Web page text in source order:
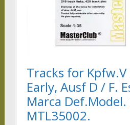
Tracks for
Early, Ausf D / F.
Marca Def.Model.
MTL35002.